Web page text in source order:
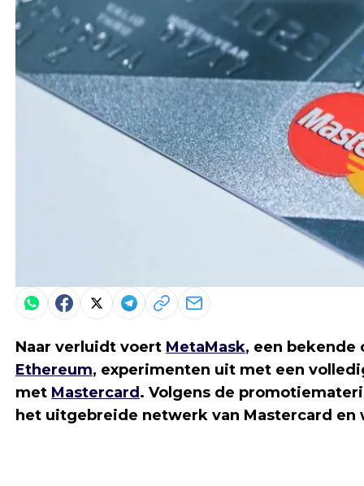
Naar verluidt voert MetaMask, een bekende
Ethereum, experimenten uit met een
met Mastercard . Volgens de
het uitgebreide netwerk van Mastercard